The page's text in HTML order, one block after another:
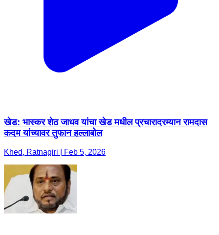
खेड: भास्कर शेठ जाधव यांचा खेड मधील प्रचारादरम्यान रामदास
कदम यांच्यावर तुफान हल्लाबोल
Khed, Ratnagiri | Feb 5, 2026